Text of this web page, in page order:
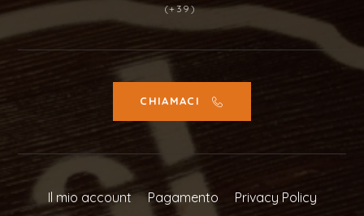
(+39)
CHIAMACI
Il mio account Pagamento Privacy Policy